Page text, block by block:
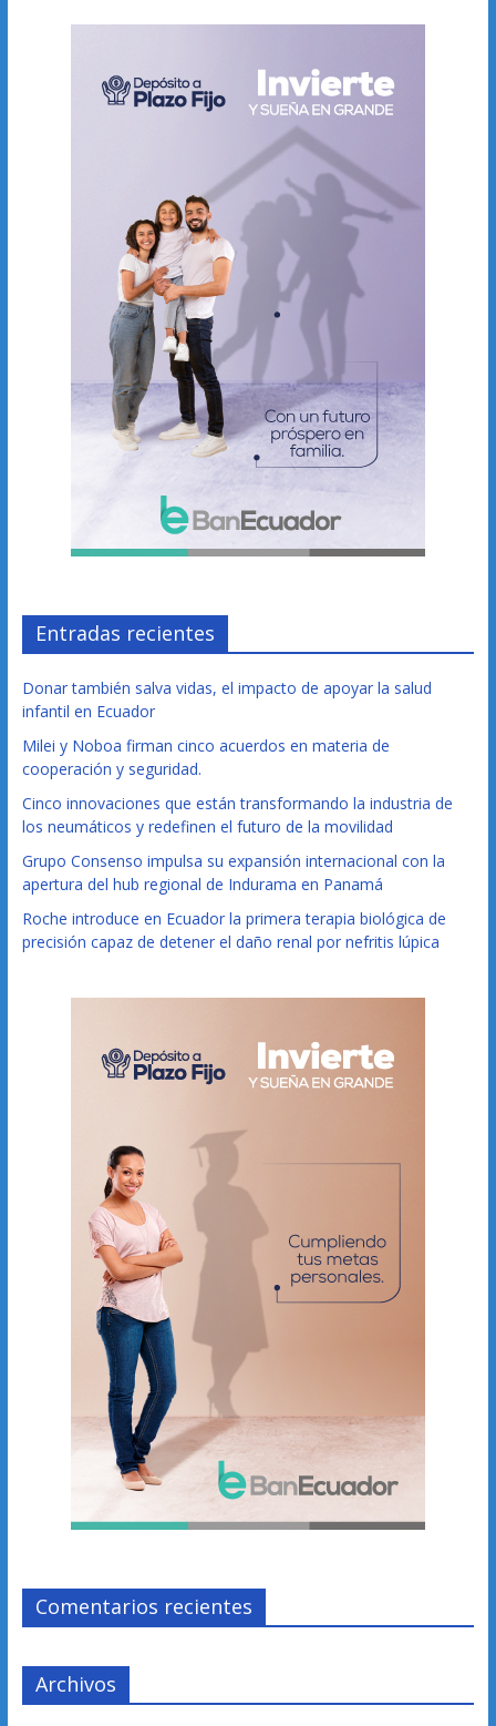
Entradas recientes
Donar también salva vidas, el impacto de apoyar la salud
infantil en Ecuador
Milei y Noboa firman cinco acuerdos en materia de
cooperación y seguridad.
Cinco innovaciones que están transformando la industria de
los neumáticos y redefinen el futuro de la movilidad
Grupo Consenso impulsa su expansión internacional con la
apertura del hub regional de Indurama en Panamá
Roche introduce en Ecuador la primera terapia biológica de
precisión capaz de detener el daño renal por nefritis lúpica
Comentarios recientes
Archivos